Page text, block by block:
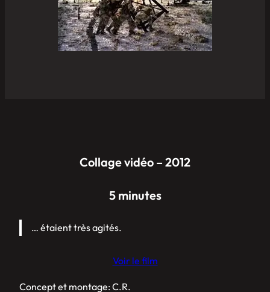
Collage vidéo – 2012
5 minutes
… étaient très agités.
Voir le film
Concept et montage: C.R.